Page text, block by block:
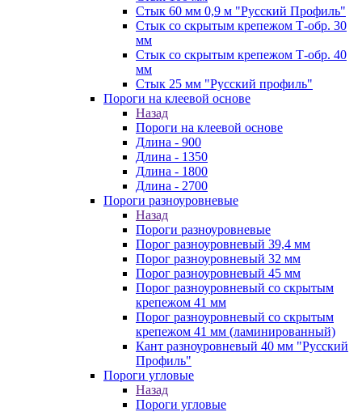
Стык 60 мм 0,9 м "Русский Профиль"
Стык со скрытым крепежом Т-обр. 30
мм
Стык со скрытым крепежом Т-обр. 40
мм
Стык 25 мм "Русский профиль"
Пороги на клеевой основе
Назад
Пороги на клеевой основе
Длина - 900
Длина - 1350
Длина - 1800
Длина - 2700
Пороги разноуровневые
Назад
Пороги разноуровневые
Порог разноуровневый 39,4 мм
Порог разноуровневый 32 мм
Порог разноуровневый 45 мм
Порог разноуровневый со скрытым
крепежом 41 мм
Порог разноуровневый со скрытым
крепежом 41 мм (ламинированный)
Кант разноуровневый 40 мм "Русский
Профиль"
Пороги угловые
Назад
Пороги угловые